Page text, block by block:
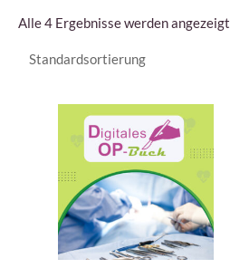
Alle 4 Ergebnisse werden angezeigt